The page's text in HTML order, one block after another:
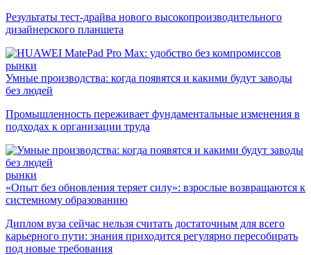
Результаты тест-драйва нового высокопроизводительного
дизайнерского планшета
рынки
Умные производства: когда появятся и какими будут заводы
без людей
Промышленность переживает фундаментальные изменения в
подходах к организации труда
рынки
«Опыт без обновления теряет силу»: взрослые возвращаются к
системному образованию
Диплом вуза сейчас нельзя считать достаточным для всего
карьерного пути: знания приходится регулярно пересобирать
под новые требования